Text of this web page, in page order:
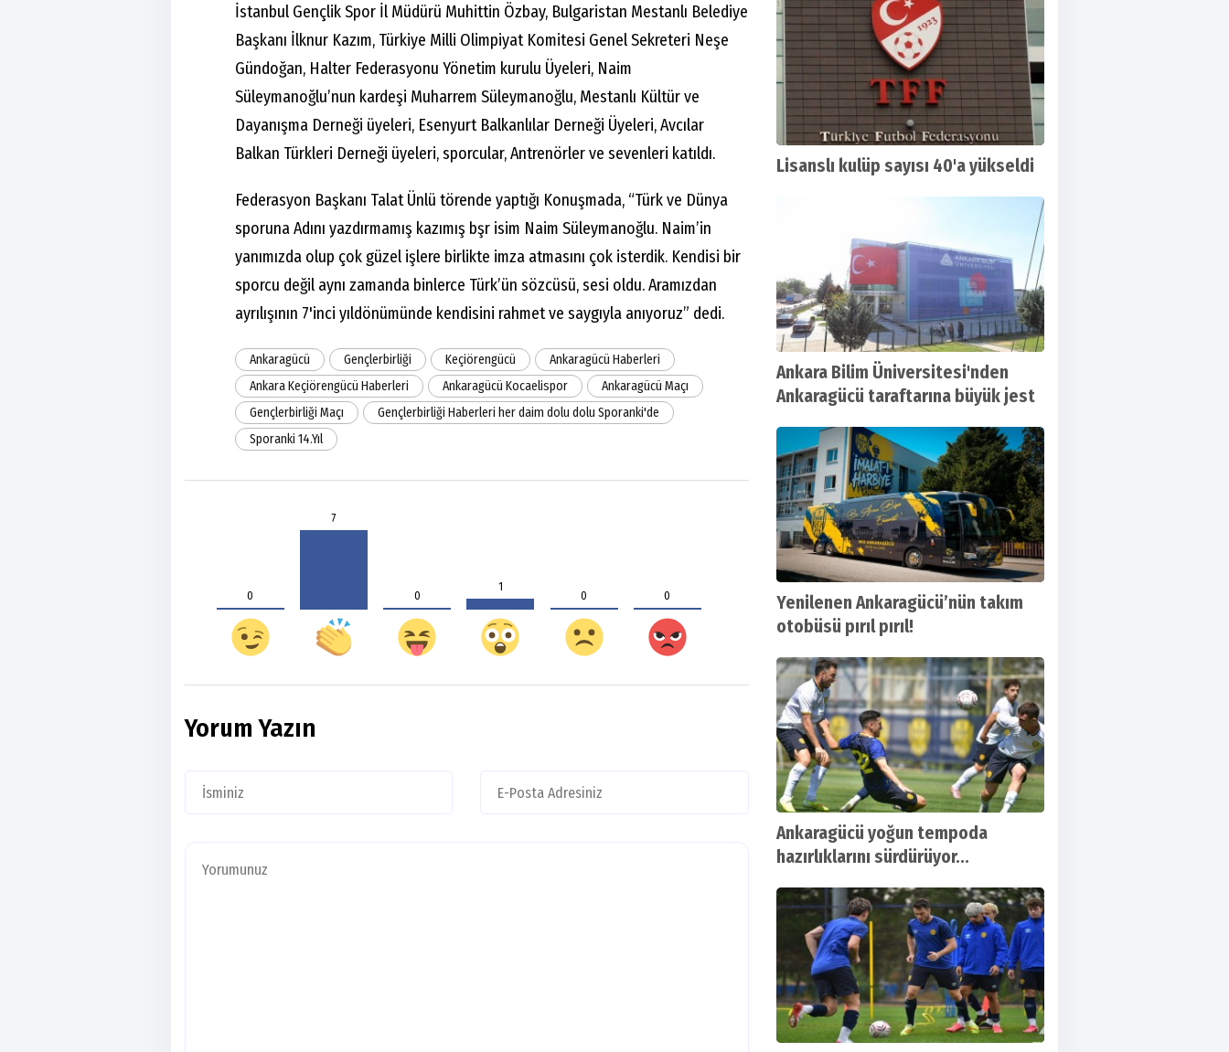
İstanbul Gençlik Spor İl Müdürü Muhittin Özbay, Bulgaristan Mestanlı Belediye
Başkanı İlknur Kazım, Türkiye Milli Olimpiyat Komitesi Genel Sekreteri Neşe
Gündoğan, Halter Federasyonu Yönetim kurulu Üyeleri, Naim
Süleymanoğlu’nun kardeşi Muharrem Süleymanoğlu, Mestanlı Kültür ve
Dayanışma Derneği üyeleri, Esenyurt Balkanlılar Derneği Üyeleri, Avcılar
Balkan Türkleri Derneği üyeleri, sporcular, Antrenörler ve sevenleri katıldı.
Federasyon Başkanı Talat Ünlü törende yaptığı Konuşmada, “Türk ve Dünya
sporuna Adını yazdırmamış kazımış bşr isim Naim Süleymanoğlu. Naim’in
yanımızda olup çok güzel işlere birlikte imza atmasını çok isterdik. Kendisi bir
sporcu değil aynı zamanda binlerce Türk’ün sözcüsü, sesi oldu. Aramızdan
ayrılışının 7'inci yıldönümünde kendisini rahmet ve saygıyla anıyoruz” dedi.
Ankaragücü Gençlerbirliği Keçiörengücü
Ankaragücü Haberleri
Ankara Keçiörengücü Haberleri
Ankaragücü Kocaelispor
Ankaragücü Maçı
Gençlerbirliği Maçı
Gençlerbirliği Haberleri her daim dolu dolu Sporanki'de
Sporanki 14.Yıl
0
7
0
1
0 0
Yorum Yazın
Lisanslı kulüp sayısı 40'a yükseldi
Ankara Bilim Üniversitesi'nden
Ankaragücü taraftarına büyük jest
Yenilenen Ankaragücü’nün takım
otobüsü pırıl pırıl!
Ankaragücü yoğun tempoda
hazırlıklarını sürdürüyor...